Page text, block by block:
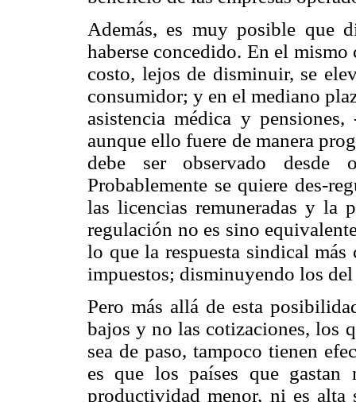
Además, es muy posible que
haberse concedido. En el mismo
costo, lejos de disminuir, se
consumidor; y en el mediano
asistencia médica y pensiones,
aunque ello fuere de manera
debe ser observado desde
Probablemente se quiere des-
las licencias remuneradas y la
regulación no es sino
lo que la respuesta sindical
impuestos; disminuyendo los
Pero más allá de esta
bajos y no las cotizaciones, los
sea de paso, tampoco tienen
es que los países que
productividad menor, ni es